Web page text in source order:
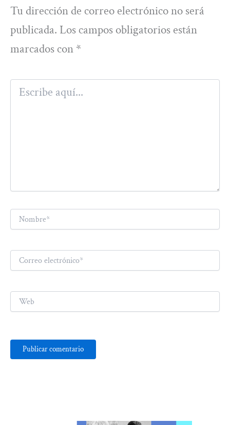
Tu dirección de correo electrónico no será
publicada. Los campos obligatorios están
marcados con *
Escribe
aquí...
electrónico*
Web